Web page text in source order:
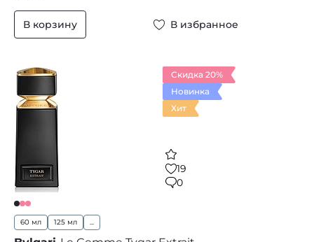
В корзину В избранное
Скидка 20%
Новинка
Хит
19
0
60 мл 125 мл ...